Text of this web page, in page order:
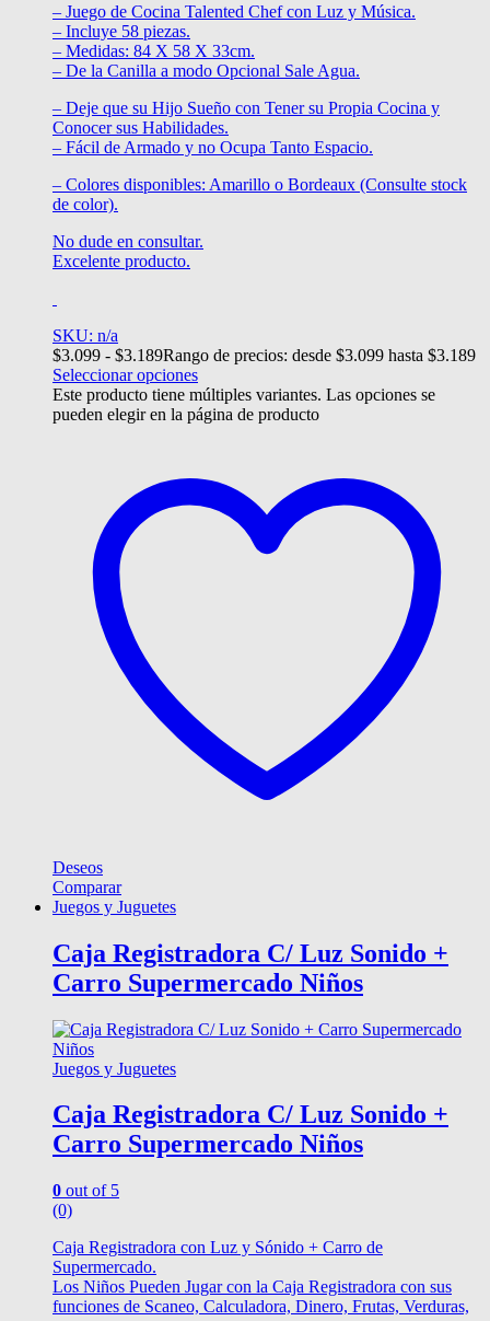
– Juego de Cocina Talented Chef con Luz y Música.
– Incluye 58 piezas.
– Medidas: 84 X 58 X 33cm.
– De la Canilla a modo Opcional Sale Agua.
– Deje que su Hijo Sueño con Tener su Propia Cocina y
Conocer sus Habilidades.
– Fácil de Armado y no Ocupa Tanto Espacio.
– Colores disponibles: Amarillo o Bordeaux (Consulte stock
de color).
No dude en consultar.
Excelente producto.
SKU: n/a
$3.099 - $3.189Rango de precios: desde $3.099 hasta $3.189
Seleccionar opciones
Este producto tiene múltiples variantes. Las opciones se
pueden elegir en la página de producto
Deseos
Comparar
Juegos y Juguetes
Caja Registradora C/ Luz Sonido +
Carro Supermercado Niños
Juegos y Juguetes
Caja Registradora C/ Luz Sonido +
Carro Supermercado Niños
0 out of 5
(0)
Caja Registradora con Luz y Sónido + Carro de
Supermercado.
Los Niños Pueden Jugar con la Caja Registradora con sus
funciones de Scaneo, Calculadora, Dinero, Frutas, Verduras,